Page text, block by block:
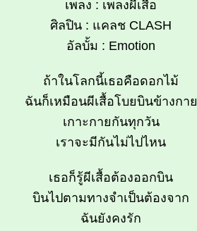
เพลง : เพลงผีเสื้อ
ศิลปิน : แคลช CLASH
อัลบั้ม : Emotion
ถ้าในโลกนี้เธอคือดอกไม้
ฉันก็เหมือนผีเสื้อโบยบินข้างกาย
เกาะกายกันทุกวัน
เราจะมีกันไม่ไปไหน
เธอก็รู้ผีเสื้อต้องออกบิน
บินไปตามทางจำเป็นต้องจาก
ฉันยังคงรัก